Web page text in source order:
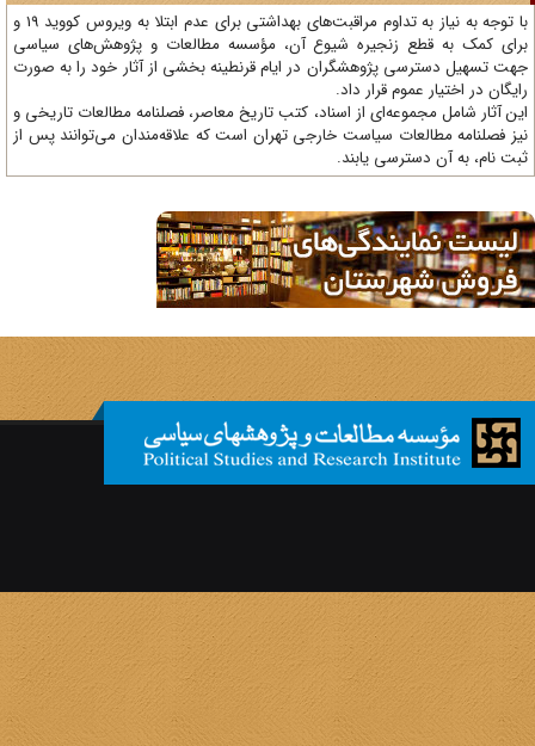
با توجه به نیاز به تداوم مراقبت‌های بهداشتی برای عدم ابتلا به ویروس کووید 19 و
کمک به قطع زنجیره شیوع آن، مؤسسه مطالعات و پژوهش‌های سیاسی
تسهیل دسترسی پژوهشگران در ایام قرنطینه بخشی از آثار خود را به صورت
در اختیار عموم قرار داد.
آثار شامل مجموعه‌ای از اسناد، کتب تاریخ معاصر، فصلنامه‌ مطالعات تاریخی و
فصلنامه مطالعات سیاست خارجی تهران است که علاقه‌مندان می‌توانند پس از
نام، به آن دسترسی یابند.